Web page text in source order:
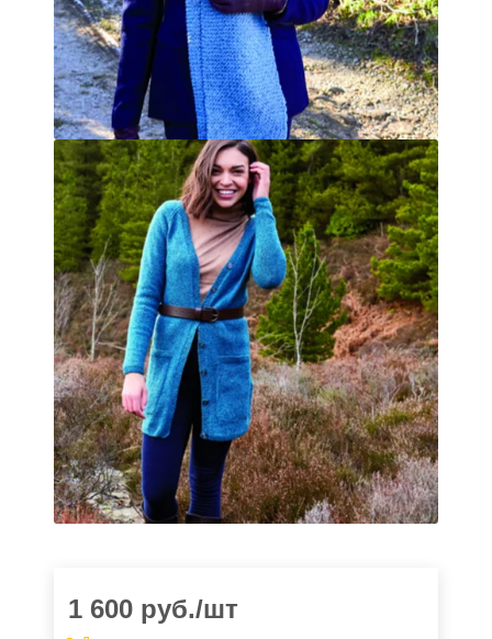
1 600 руб./шт